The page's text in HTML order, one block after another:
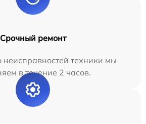
Срочный ремонт
неисправностей техники мы
в течение 2 часов.